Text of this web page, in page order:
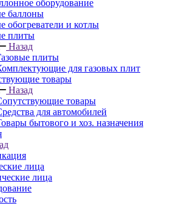
оборудование
баллоны
обогреватели и котлы
плиты
Назад
плиты
для газовых плит
товары
Назад
товары
для автомобилей
бытового и хоз. назначения
лица
лица